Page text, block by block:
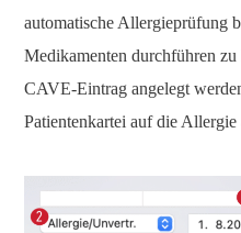
automatische Allergieprüfung
Medikamenten durchführen
CAVE-Eintrag angelegt
Patientenkartei auf die